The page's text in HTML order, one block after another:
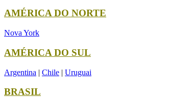
AMÉRICA DO NORTE
Nova York
AMÉRICA DO SUL
Argentina | Chile | Uruguai
BRASIL